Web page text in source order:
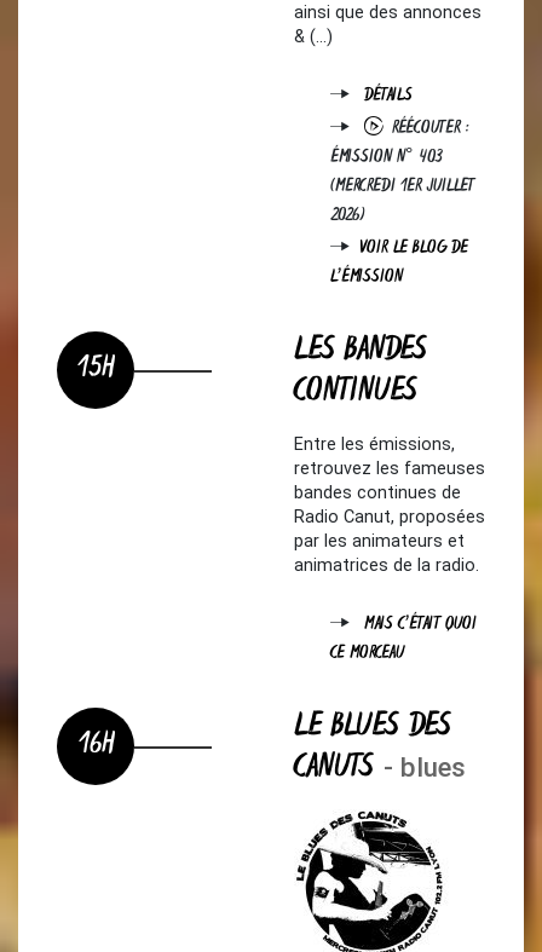
ainsi que des annonces
& (…)
DÉTAILS
RÉÉCOUTER :
ÉMISSION N° 403
(MERCREDI 1ER JUILLET
2026)
VOIR LE BLOG DE
L'ÉMISSION
15H
LES BANDES
CONTINUES
Entre les émissions,
retrouvez les fameuses
bandes continues de
Radio Canut, proposées
par les animateurs et
animatrices de la radio.
MAIS C'ÉTAIT QUOI
CE MORCEAU
16H
LE BLUES DES
CANUTS - blues